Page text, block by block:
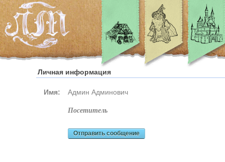
Личная информация
Имя: Админ Админович
посетитель
Отправить сообщение